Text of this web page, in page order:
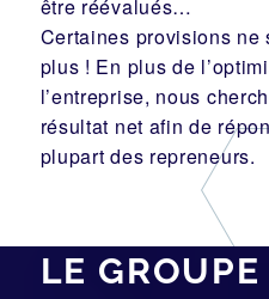
être réévalués…
Certaines provisions
plus ! En plus de
l’entreprise, nous
résultat net afin de
plupart des repreneurs.
LE